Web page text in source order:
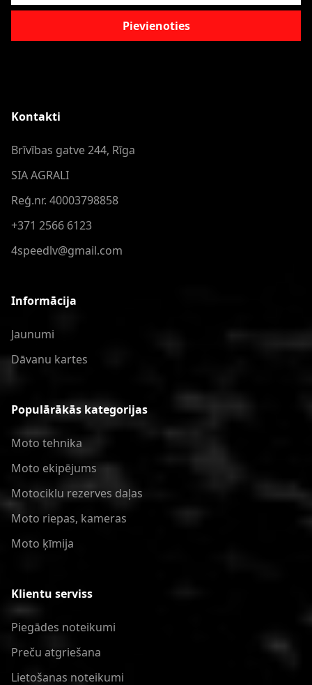
Pievienoties
Kontakti
Brīvības gatve 244, Rīga
SIA AGRALI
Reģ.nr. 40003798858
+371 2566 6123
4speedlv@gmail.com
Informācija
Jaunumi
Dāvanu kartes
Populārākās kategorijas
Moto tehnika
Moto ekipējums
Motociklu rezerves daļas
Moto riepas, kameras
Moto ķīmija
Klientu serviss
Piegādes noteikumi
Preču atgriešana
Lietošanas noteikumi